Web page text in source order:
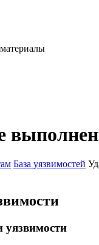
База уязвимостей
уязвимости